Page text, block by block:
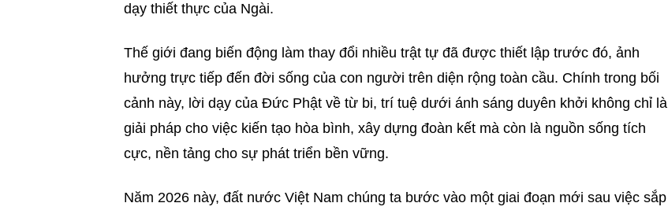
dạy thiết thực của Ngài.
Thế giới đang biến động làm thay đổi nhiều trật tự đã được thiết lập trước đó, ảnh
hưởng trực tiếp đến đời sống của con người trên diện rộng toàn cầu. Chính trong bối
cảnh này, lời dạy của Đức Phật về từ bi, trí tuệ dưới ánh sáng duyên khởi không chỉ là
giải pháp cho việc kiến tạo hòa bình, xây dựng đoàn kết mà còn là nguồn sống tích
cực, nền tảng cho sự phát triển bền vững.
Năm 2026 này, đất nước Việt Nam chúng ta bước vào một giai đoạn mới sau việc sắp